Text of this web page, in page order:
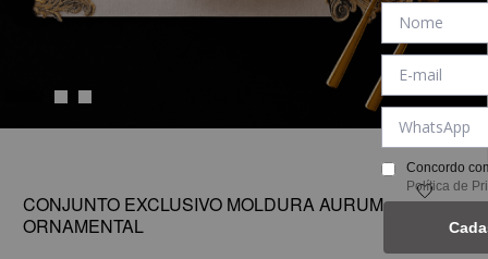
CONJUNTO EXCLUSIVO MOLDURA AURUM
ORNAMENTAL
Concordo
Política de